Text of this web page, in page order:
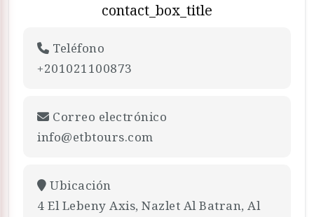
contact_box_title
Teléfono
+201021100873
Correo electrónico
info@etbtours.com
Ubicación
4 El Lebeny Axis, Nazlet Al Batran, Al